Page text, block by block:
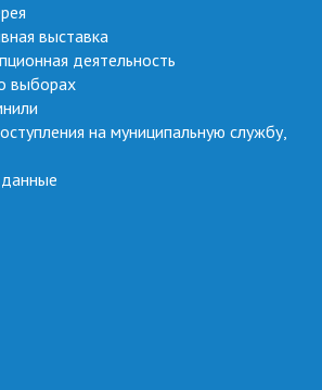
выставка
деятельность
выборах
на муниципальную службу,